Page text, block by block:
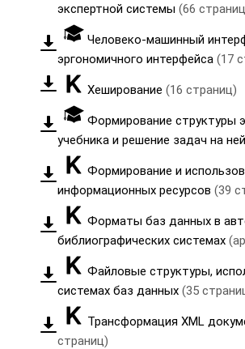
экспертной системы (66
Человеко-машинный
эргономичного интерфейса (17
Хеширование (16 страниц)
Формирование структуры
учебника и решение задач на ней
Формирование и
информационных ресурсов (39
Форматы баз данных в
библиографических системах
Файловые структуры,
системах баз данных (35
Трансформация XML
страниц)